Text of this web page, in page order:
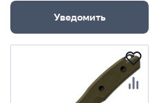
Уведомить